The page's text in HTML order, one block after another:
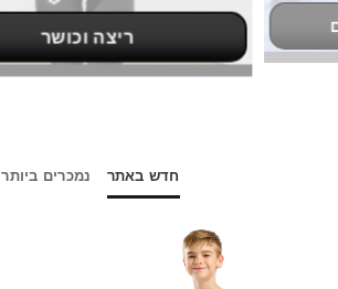
ריצה וכושר
חדש באתר נמכרים ביותר